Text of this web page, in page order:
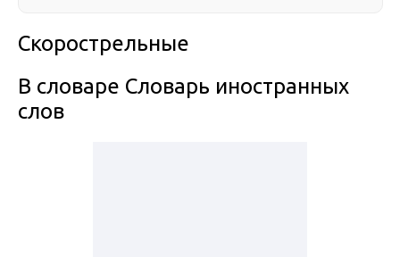
Скорострельные
В словаре Словарь иностранных
слов